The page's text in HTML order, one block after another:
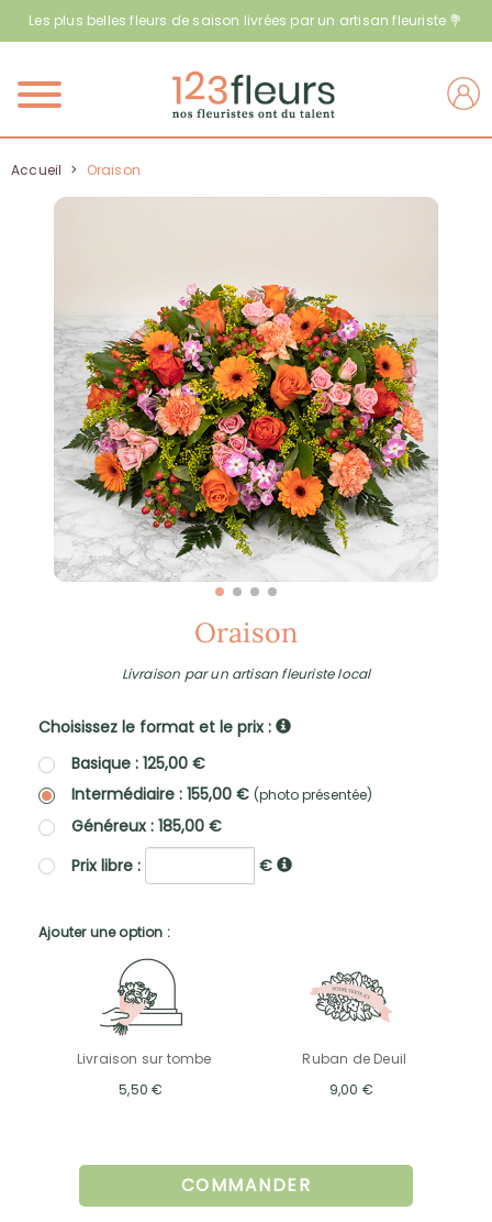
Les plus belles fleurs de saison livrées par un artisan fleuriste 💐
Menu
Accueil > Oraison
Oraison
Livraison par un artisan fleuriste local
Choisissez le format et le prix :
Basique : 125,00 €
Intermédiaire : 155,00 € (photo présentée)
Généreux : 185,00 €
Prix libre :
€
Ajouter une option :
Livraison sur tombe
5,50 €
Ruban de Deuil
9,00 €
COMMANDER